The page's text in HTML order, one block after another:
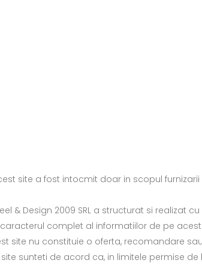
site a fost intocmit doar in scopul furnizarii
& Design 2009 SRL a structurat si
complet al informatiilor de pe
site nu constituie o oferta, recomandare
sunteti de acord ca, in limitele permise de